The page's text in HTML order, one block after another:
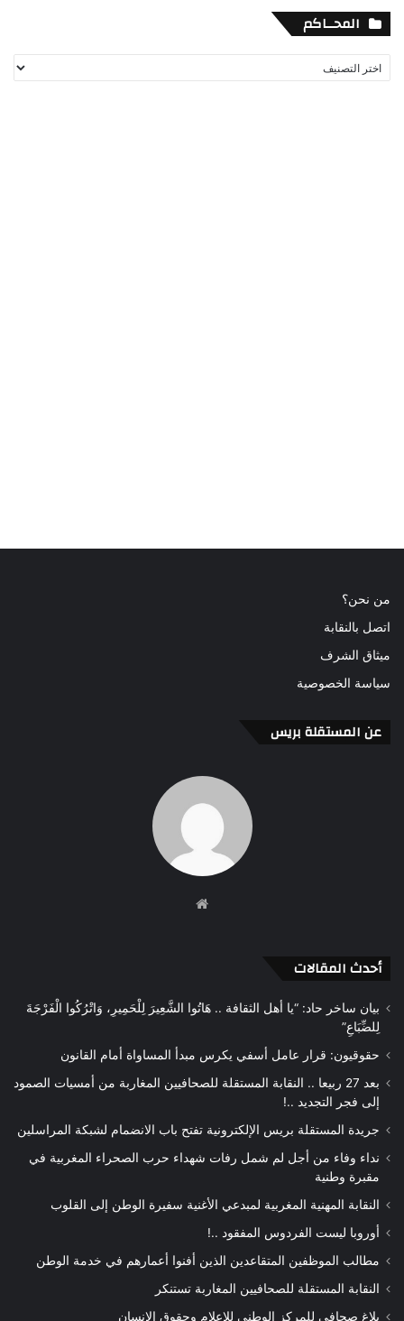
المحــاكم
المحــاكم
من نحن؟
اتصل بالنقابة
ميثاق الشرف
سياسة الخصوصية
عن المستقلة بريس
أحدث المقالات
بيان ساخر حاد: “يا أهل الثقافة .. هَاتُوا الشَّعِيرَ لِلْحَمِيرِ، وَاتْرُكُوا الْفَرْجَةَ
لِلضِّبَاعِ”
حقوقيون: قرار عامل أسفي يكرس مبدأ المساواة أمام القانون
بعد 27 ربيعا .. النقابة المستقلة للصحافيين المغاربة من أمسيات الصمود
إلى فجر التجديد ..!
جريدة المستقلة بريس الإلكترونية تفتح باب الانضمام لشبكة المراسلين
نداء وفاء من أجل لم شمل رفات شهداء حرب الصحراء المغربية في
مقبرة وطنية
النقابة المهنية المغربية لمبدعي الأغنية سفيرة الوطن إلى القلوب
أوروبا ليست الفردوس المفقود ..!
مطالب الموظفين المتقاعدين الذين أفنوا أعمارهم في خدمة الوطن
النقابة المستقلة للصحافيين المغاربة تستنكر
بلاغ صحافي للمركز الوطني للإعلام وحقوق الإنسان